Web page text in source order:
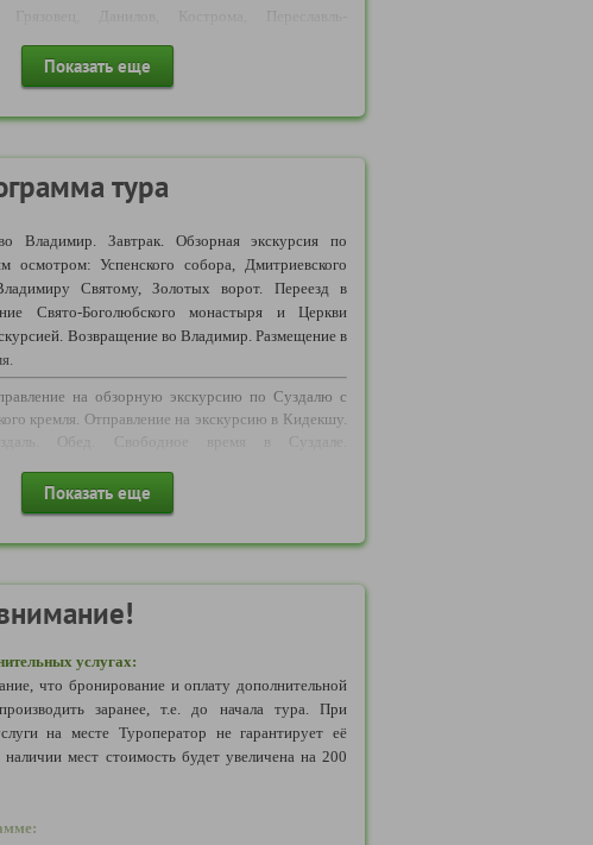
Данилов, Кострома, Переславль-
в размере 1500 руб. при отправлении из
в размере 2000 руб. при отправлении из
в размере 3000 руб. при отправлении из
Мытищи, Орехово-Зуево, Пушкино Рязань,
Тверь, Электросталь.
на маршруте
Обращаем Ваше внимание,
по программе может осуществляться
автобус,микроавтобус, минивэн,
пассажиров, логистики маршрута и т.д.).
при бронировании, может носить условный
автобус как большей, так и меньшей
Показать еще
тура
Владимир. Завтрак. Обзорная экскурсия по
осмотром: Успенского собора, Дмитриевского
Святому, Золотых ворот. Переезд в
Свято-Боголюбского монастыря и Церкви
Возвращение во Владимир. Размещение в
на обзорную экскурсию по Суздалю с
кремля. Отправление на экскурсию в Кидекшу.
Обед. Свободное время в Суздале.
Показать еще
услугах:
что бронирование и оплату дополнительной
заранее, т.е. до начала тура. При
на месте Туроператор не гарантирует её
мест стоимость будет увеличена на 200